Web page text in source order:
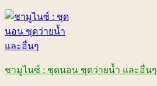
Skip
content
ชามูไนซ์ : ชุดนอน ชุดว่ายน้ำ และอื่นๆ